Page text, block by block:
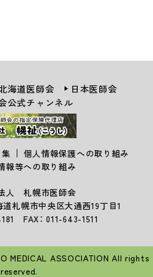
海道医師会
日本医師会
公式チャンネル
個人情報保護への取り組み
報等への取り組み
人 札幌市医師会
道札幌市中央区大通西19丁目1
FAX： 011-643-1511
MEDICAL ASSOCIATION All rights
reserved.